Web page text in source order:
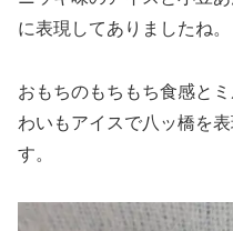
に表現してありましたね。
おもちのもちもち食感と
わいもアイスで八ッ橋を
す。